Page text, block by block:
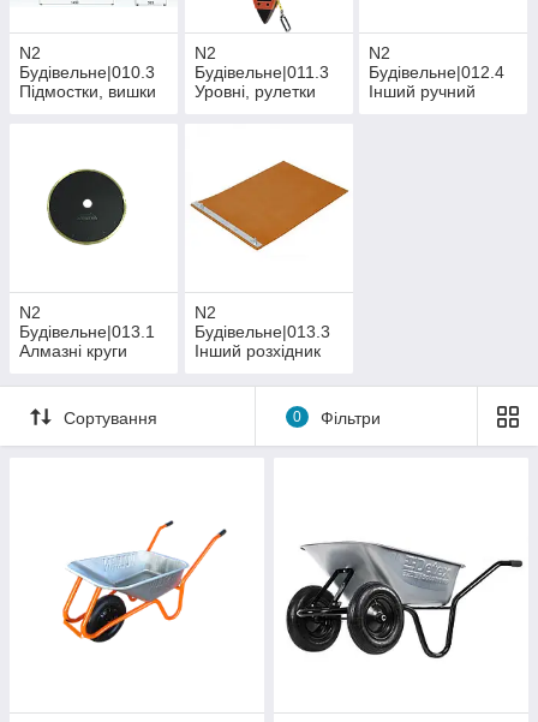
N2
Будівельне|010.3
Підмостки, вишки
N2
Будівельне|011.3
Уровні, рулетки
N2
Будівельне|012.4
Інший ручний
N2
Будівельне|013.1
Алмазні круги
N2
Будівельне|013.3
Інший розхідник
Сортування 0 Фільтри